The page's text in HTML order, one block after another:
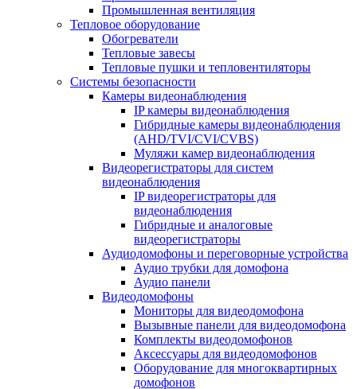
Промышленная вентиляция
Тепловое оборудование
Обогреватели
Тепловые завесы
Тепловые пушки и тепловентиляторы
Системы безопасности
Камеры видеонаблюдения
IP камеры видеонаблюдения
Гибридные камеры видеонаблюдения
(AHD/TVI/CVI/CVBS)
Муляжи камер видеонаблюдения
Видеорегистраторы для систем
видеонаблюдения
IP видеорегистраторы для
видеонаблюдения
Гибридные и аналоговые
видеорегистраторы
Аудиодомофоны и переговорные устройства
Аудио трубки для домофона
Аудио панели
Видеодомофоны
Мониторы для видеодомофона
Вызывные панели для видеодомофона
Комплекты видеодомофонов
Аксессуары для видеодомофонов
Оборудование для многоквартирных
домофонов